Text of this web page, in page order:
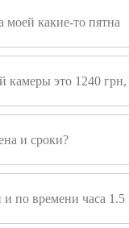
моей какие-то пятна
камеры это 1240
и сроки?
и по времени часа 1.5